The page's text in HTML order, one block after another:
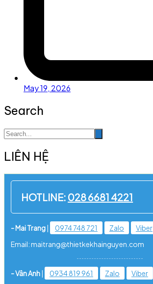
May 19, 2026
Search
LIÊN HỆ
HOTLINE: 028 6681 4221
- Mai Trang| 0974 748 721 Zalo
Viber
Email: maitrang@thietkekhainguyen.com
- Vân Anh| 0934 819 961 Zalo
Viber